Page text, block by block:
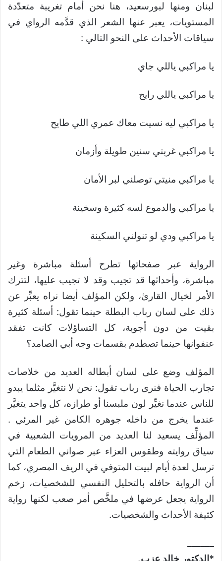
لبنان ومنها لبورسعيد، هنا نحن أمام تغريبة متعدّدة
المستويات، يعبر عنها الشعر الذي قدَّمه الرواي في
سياقات الأحداث على النحو التالي :
يا مراكبي ياللي جاي
يا مراكبي ياللي رايح
يا مراكبي ليه نسيت معاك عمري اللي طايح
يا مراكبي غربتي سنين طويلة وأزمان
يا مراكبي منيتي توصلني لبر الأمان
يا مراكبي والدموع لسه كثيرة وسخينة
يا مراكبي ودي لو تنولني السكينة
الرواية عبر صفحاتها تطرح أسئلة مباشرة وغير
مباشرة، وأحداثها قد تجيب وقد لا تجيب عليها، لتترك
الأمر لخيال القارئ، ولكن المؤلف أيضا نراه يعبِّر عن
ذلك على لسان رباب البطلة حينما تقول: أسئلة كثيرة
بقيت من دون أجوبة، كل التساؤلات كانت تفقد
عنفوانها حينما تصطدم بقسمات وجه أبي الصامد؟
المؤلف وضع على لسان أبطاله العديد من خلاصات
تجارب الحياة فنرى رباب تقول: نحن لا نتغيَّر مثلما يبدو
للناس عندما نغيِّر لون ملبسنا أو طرازه، كل واحد يتغيَّر
عندما يخرج من داخله جوهره الكامن غير المرئي .
المؤلِّف يسعيد لنا العديد من المرويات الشعبية في
سياق روايته وطقوس العزاء عبر صواني الطعام التي
ترسل لعدة أيام لبيت المتوفي في الريف المصري، كما
أن الرواية حافله بالتحليل النفسي للشخصيات، زخم
الرواية يجعل عرضها في ملخَّص أمر صعب لكنها رواية
كثيفة الأحداث والشخصيات.